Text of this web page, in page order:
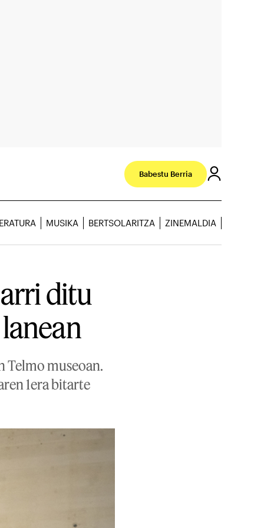
Babestu Berria
MUSIKA BERTSOLARITZA ZINEMALDIA
ditu
Telmo museoan.
1era bitarte